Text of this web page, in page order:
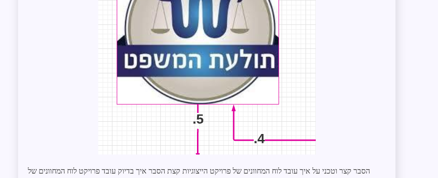
הסבר קצר וטכני על איך עובד לוח המחוונים של פרויקט הייצוגיות קצת הסבר איך בדיוק עובד פרויקט לוח המחוונים של